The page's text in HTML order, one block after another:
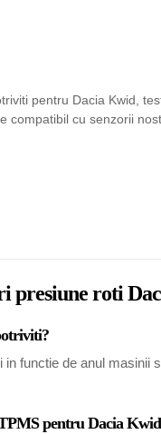
pentru Dacia Kwid,
compatibil cu senzorii
presiune roti
functie de anul
pentru Dacia